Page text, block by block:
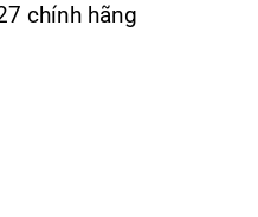
chính hãng